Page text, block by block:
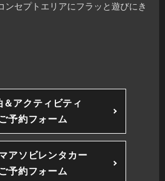
ンセプトエリアにフラッと遊びにき
＆アクティビティ
ご予約フォーム
アソビレンタカー
ご予約フォーム